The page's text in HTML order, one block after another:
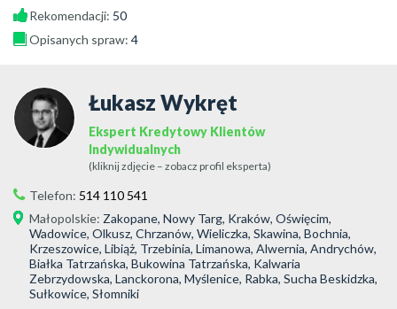
Rekomendacji: 50
Opisanych spraw: 4
Łukasz Wykręt
Ekspert Kredytowy Klientów
Indywidualnych
(kliknij zdjęcie – zobacz profil eksperta)
Telefon: 514 110 541
Małopolskie: Zakopane, Nowy Targ, Kraków, Oświęcim,
Wadowice, Olkusz, Chrzanów, Wieliczka, Skawina, Bochnia,
Krzeszowice, Libiąż, Trzebinia, Limanowa, Alwernia, Andrychów,
Białka Tatrzańska, Bukowina Tatrzańska, Kalwaria
Zebrzydowska, Lanckorona, Myślenice, Rabka, Sucha Beskidzka,
Sułkowice, Słomniki